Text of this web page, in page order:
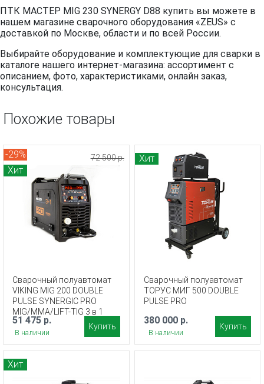
ПТК МАСТЕР MIG 230 SYNERGY D88 купить вы можете в
нашем магазине сварочного оборудования «ZEUS» с
доставкой по Москве, области и по всей России.
Выбирайте оборудование и комплектующие для сварки в
каталоге нашего интернет-магазина: ассортимент с
описанием, фото, характеристиками, онлайн заказ,
консультация.
Похожие товары
-29%
Хит
Сварочный полуавтомат
VIKING MIG 200 DOUBLE
PULSE SYNERGIC PRO
MIG/MMA/LIFT-TIG 3 в 1
51 475 р.
В наличии
72 500 р.
Купить
Хит
Сварочный полуавтомат
ТОРУС МИГ 500 DOUBLE
PULSE PRO
380 000 р.
В наличии
Купить
Хит